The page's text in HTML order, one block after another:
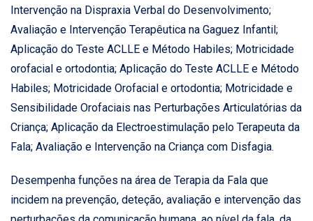
Intervenção na Dispraxia Verbal do Desenvolvimento;
Avaliação e Intervenção Terapêutica na Gaguez Infantil;
Aplicação do Teste ACLLE e Método Habiles; Motricidade
orofacial e ortodontia; Aplicação do Teste ACLLE e Método
Habiles; Motricidade Orofacial e ortodontia; Motricidade e
Sensibilidade Orofaciais nas Perturbações Articulatórias da
Criança; Aplicação da Electroestimulação pelo Terapeuta da
Fala; Avaliação e Intervenção na Criança com Disfagia.
Desempenha funções na área de Terapia da Fala que
incidem na prevenção, deteção, avaliação e intervenção das